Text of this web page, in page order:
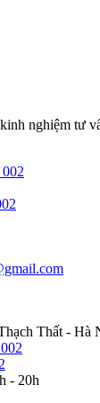
nghiệm tư
Thất - Hà
- 20h